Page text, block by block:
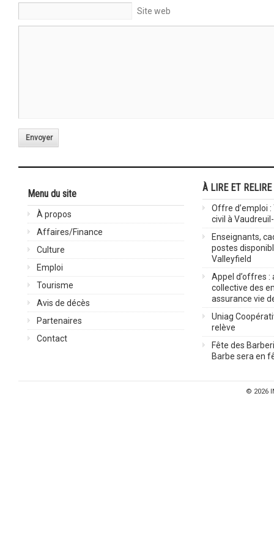
Site web
Envoyer
Menu du site
À propos
Affaires/Finance
Culture
Emploi
Tourisme
Avis de décès
Partenaires
Contact
À LIRE ET RELIRE
Offre d’emploi
civil à
Enseignants,
postes
Valleyfield
Appel d’offres :
collective des
assurance vie
Uniag
relève
Fête des
Barbe sera en
© 2026